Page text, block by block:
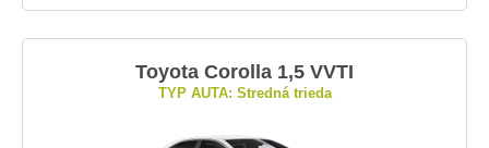
Toyota Corolla 1,5 VVTI
TYP AUTA: Stredná trieda